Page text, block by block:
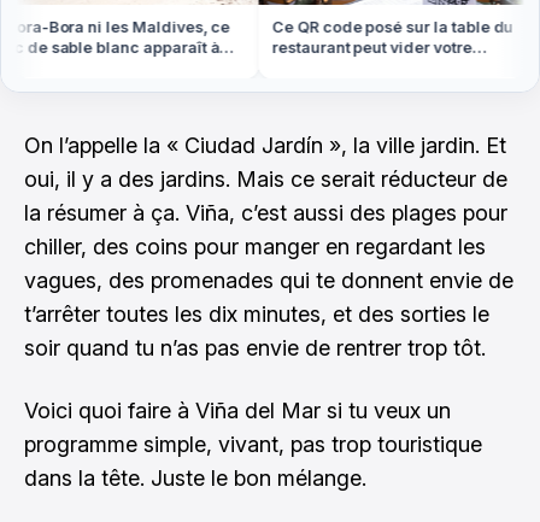
Bora ni les Maldives, ce
de sable blanc apparaît à
Ce QR code posé sur la table du
restaurant peut vider votre
On l’appelle la « Ciudad Jardín », la ville jardin. Et
oui, il y a des jardins. Mais ce serait réducteur de
la résumer à ça. Viña, c’est aussi des plages pour
chiller, des coins pour manger en regardant les
vagues, des promenades qui te donnent envie de
t’arrêter toutes les dix minutes, et des sorties le
soir quand tu n’as pas envie de rentrer trop tôt.
Voici quoi faire à Viña del Mar si tu veux un
programme simple, vivant, pas trop touristique
dans la tête. Juste le bon mélange.